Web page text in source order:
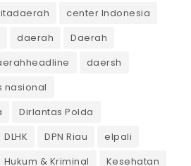
center Indonesia
daerah
Daerah
daersh
nasional
Dirlantas Polda
DLHK DPN Riau
elpali
Hukum & Kriminal
Kesehatan